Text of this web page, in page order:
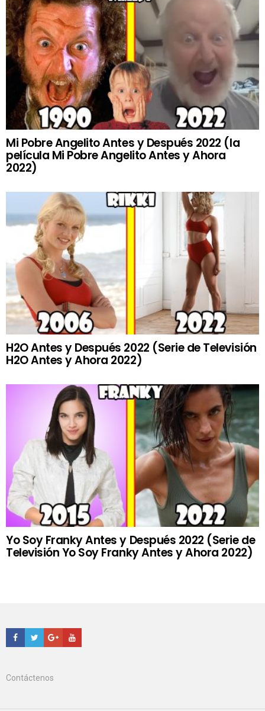
Mi Pobre Angelito Antes y Después 2022 (la
película Mi Pobre Angelito Antes y Ahora
2022)
H2O Antes y Después 2022 (Serie de Televisión
H2O Antes y Ahora 2022)
Yo Soy Franky Antes y Después 2022 (Serie de
Televisión Yo Soy Franky Antes y Ahora 2022)
Facebook
TwitterGoogle+Youtube
Contáctenos